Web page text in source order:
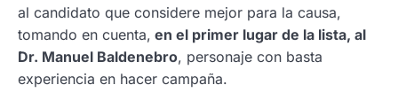
al candidato que considere mejor para la causa,
tomando en cuenta, en el primer lugar de la lista, al
Dr. Manuel Baldenebro, personaje con basta
experiencia en hacer campaña.